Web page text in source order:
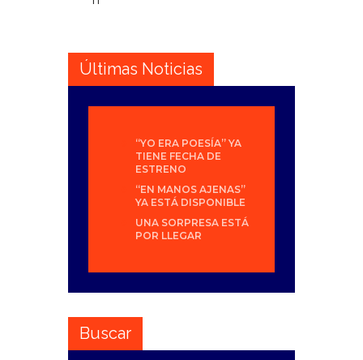
Últimas Noticias
“YO ERA POESÍA” YA
TIENE FECHA DE
ESTRENO
“EN MANOS AJENAS”
YA ESTÁ DISPONIBLE
UNA SORPRESA ESTÁ
POR LLEGAR
Buscar